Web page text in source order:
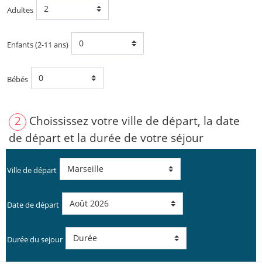
Adultes
Enfants (2-11 ans)
Bébés
2 Choississez votre ville de départ, la date
de départ et la durée de votre séjour
Ville de départ
Date de départ
Durée du sejour